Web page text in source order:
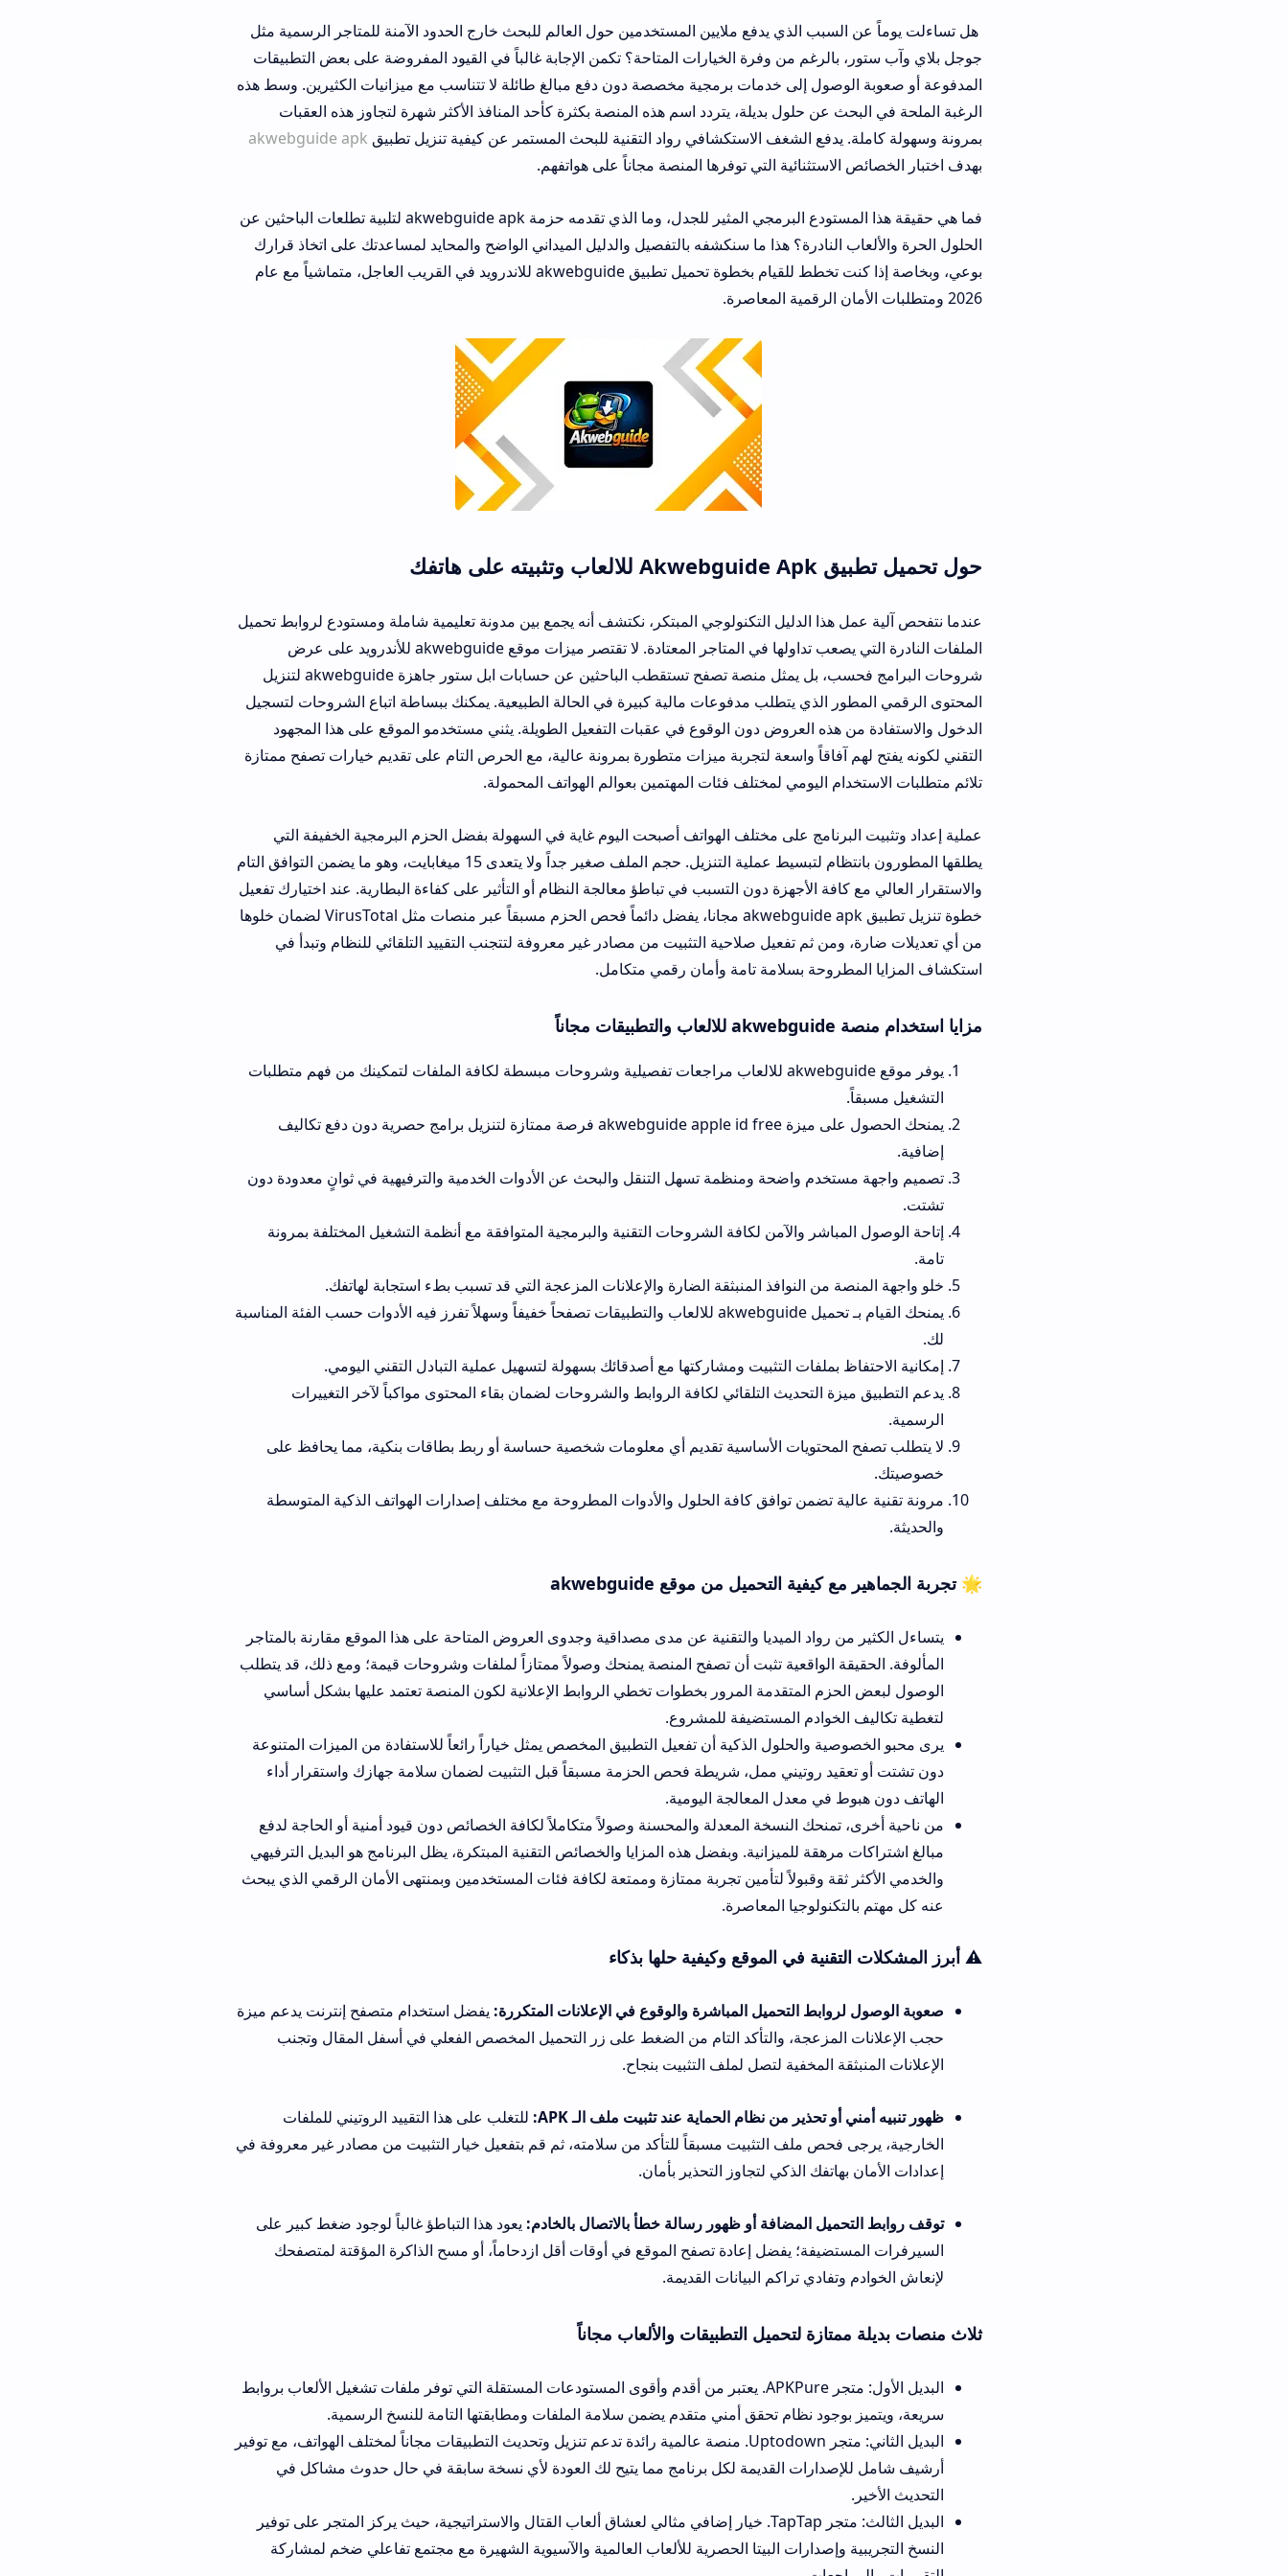
هل تساءلت يوماً عن السبب الذي يدفع ملايين المستخدمين حول العالم للبحث خارج الحدود الآمنة للمتاجر الرسمية مثل
جوجل بلاي وآب ستور، بالرغم من وفرة الخيارات المتاحة؟ تكمن الإجابة غالباً في القيود المفروضة على بعض التطبيقات
المدفوعة أو صعوبة الوصول إلى خدمات برمجية مخصصة دون دفع مبالغ طائلة لا تتناسب مع ميزانيات الكثيرين. وسط هذه
الرغبة الملحة في البحث عن حلول بديلة، يتردد اسم هذه المنصة بكثرة كأحد المنافذ الأكثر شهرة لتجاوز هذه العقبات
بمرونة وسهولة كاملة. يدفع الشغف الاستكشافي رواد التقنية للبحث المستمر عن كيفية تنزيل تطبيقakwebguide apk
بهدف اختبار الخصائص الاستثنائية التي توفرها المنصة مجاناً على هواتفهم.
فما هي حقيقة هذا المستودع البرمجي المثير للجدل، وما الذي تقدمه حزمة akwebguide apk لتلبية تطلعات الباحثين عن
الحلول الحرة والألعاب النادرة؟ هذا ما سنكشفه بالتفصيل والدليل الميداني الواضح والمحايد لمساعدتك على اتخاذ قرارك
بوعي، وبخاصة إذا كنت تخطط للقيام بخطوة تحميل تطبيق akwebguide للاندرويد في القريب العاجل، متماشياً مع عام
حول تحميل تطبيق Akwebguide Apk للالعاب وتثبيته على هاتفك
عندما نتفحص آلية عمل هذا الدليل التكنولوجي المبتكر، نكتشف أنه يجمع بين مدونة تعليمية شاملة ومستودع لروابط تحميل
الملفات النادرة التي يصعب تداولها في المتاجر المعتادة. لا تقتصر ميزات موقع akwebguide للأندرويد على عرض
شروحات البرامج فحسب، بل يمثل منصة تصفح تستقطب الباحثين عن حسابات ابل ستور جاهزة akwebguide لتنزيل
المحتوى الرقمي المطور الذي يتطلب مدفوعات مالية كبيرة في الحالة الطبيعية. يمكنك ببساطة اتباع الشروحات لتسجيل
الدخول والاستفادة من هذه العروض دون الوقوع في عقبات التفعيل الطويلة. يثني مستخدمو الموقع على هذا المجهود
التقني لكونه يفتح لهم آفاقاً واسعة لتجربة ميزات متطورة بمرونة عالية، مع الحرص التام على تقديم خيارات تصفح ممتازة
تلائم متطلبات الاستخدام اليومي لمختلف فئات المهتمين بعوالم الهواتف المحمولة.
عملية إعداد وتثبيت البرنامج على مختلف الهواتف أصبحت اليوم غاية في السهولة بفضل الحزم البرمجية الخفيفة التي
يطلقها المطورون بانتظام لتبسيط عملية التنزيل. حجم الملف صغير جداً ولا يتعدى 15 ميغابايت، وهو ما يضمن التوافق التام
والاستقرار العالي مع كافة الأجهزة دون التسبب في تباطؤ معالجة النظام أو التأثير على كفاءة البطارية. عند اختيارك تفعيل
خطوة تنزيل تطبيق akwebguide apk مجانا، يفضل دائماً فحص الحزم مسبقاً عبر منصات مثل VirusTotal لضمان خلوها
من أي تعديلات ضارة، ومن ثم تفعيل صلاحية التثبيت من مصادر غير معروفة لتتجنب التقييد التلقائي للنظام وتبدأ في
استكشاف المزايا المطروحة بسلامة تامة وأمان رقمي متكامل.
مزايا استخدام منصة akwebguide للالعاب والتطبيقات مجاناً
يوفر موقع akwebguide للالعاب مراجعات تفصيلية وشروحات مبسطة لكافة الملفات لتمكينك من فهم متطلبات
يمنحك الحصول على ميزة akwebguide apple id free فرصة ممتازة لتنزيل برامج حصرية دون دفع تكاليف
تصميم واجهة مستخدم واضحة ومنظمة تسهل التنقل والبحث عن الأدوات الخدمية والترفيهية في ثوانٍ معدودة دون
إتاحة الوصول المباشر والآمن لكافة الشروحات التقنية والبرمجية المتوافقة مع أنظمة التشغيل المختلفة بمرونة
خلو واجهة المنصة من النوافذ المنبثقة الضارة والإعلانات المزعجة التي قد تسبب بطء استجابة لهاتفك.
يمنحك القيام بـ تحميل akwebguide للالعاب والتطبيقات تصفحاً خفيفاً وسهلاً تفرز فيه الأدوات حسب الفئة المناسبة
إمكانية الاحتفاظ بملفات التثبيت ومشاركتها مع أصدقائك بسهولة لتسهيل عملية التبادل التقني اليومي.
يدعم التطبيق ميزة التحديث التلقائي لكافة الروابط والشروحات لضمان بقاء المحتوى مواكباً لآخر التغييرات
لا يتطلب تصفح المحتويات الأساسية تقديم أي معلومات شخصية حساسة أو ربط بطاقات بنكية، مما يحافظ على
مرونة تقنية عالية تضمن توافق كافة الحلول والأدوات المطروحة مع مختلف إصدارات الهواتف الذكية المتوسطة
🌟 تجربة الجماهير مع كيفية التحميل من موقع akwebguide
يتساءل الكثير من رواد الميديا والتقنية عن مدى مصداقية وجدوى العروض المتاحة على هذا الموقع مقارنة بالمتاجر
المألوفة. الحقيقة الواقعية تثبت أن تصفح المنصة يمنحك وصولاً ممتازاً لملفات وشروحات قيمة؛ ومع ذلك، قد يتطلب
الوصول لبعض الحزم المتقدمة المرور بخطوات تخطي الروابط الإعلانية لكون المنصة تعتمد عليها بشكل أساسي
لتغطية تكاليف الخوادم المستضيفة للمشروع.
يرى محبو الخصوصية والحلول الذكية أن تفعيل التطبيق المخصص يمثل خياراً رائعاً للاستفادة من الميزات المتنوعة
دون تشتت أو تعقيد روتيني ممل، شريطة فحص الحزمة مسبقاً قبل التثبيت لضمان سلامة جهازك واستقرار أداء
الهاتف دون هبوط في معدل المعالجة اليومية.
من ناحية أخرى، تمنحك النسخة المعدلة والمحسنة وصولاً متكاملاً لكافة الخصائص دون قيود أمنية أو الحاجة لدفع
مبالغ اشتراكات مرهقة للميزانية. وبفضل هذه المزايا والخصائص التقنية المبتكرة، يظل البرنامج هو البديل الترفيهي
والخدمي الأكثر ثقة وقبولاً لتأمين تجربة ممتازة وممتعة لكافة فئات المستخدمين وبمنتهى الأمان الرقمي الذي يبحث
عنه كل مهتم بالتكنولوجيا المعاصرة.
⚠️ أبرز المشكلات التقنية في الموقع وكيفية حلها بذكاء
صعوبة الوصول لروابط التحميل المباشرة والوقوع في الإعلانات المتكررة:يفضل استخدام متصفح إنترنت يدعم ميزة
حجب الإعلانات المزعجة، والتأكد التام من الضغط على زر التحميل المخصص الفعلي في أسفل المقال وتجنب
الإعلانات المنبثقة المخفية لتصل لملف التثبيت بنجاح.
ظهور تنبيه أمني أو تحذير من نظام الحماية عند تثبيت ملف الـ APK:
للتغلب على هذا التقييد الروتيني للملفات
الخارجية، يرجى فحص ملف التثبيت مسبقاً للتأكد من سلامته، ثم قم بتفعيل خيار التثبيت من مصادر غير معروفة في
إعدادات الأمان بهاتفك الذكي لتجاوز التحذير بأمان.
توقف روابط التحميل المضافة أو ظهور رسالة خطأ بالاتصال بالخادم:يعود هذا التباطؤ غالباً لوجود ضغط كبير على
السيرفرات المستضيفة؛ يفضل إعادة تصفح الموقع في أوقات أقل ازدحاماً، أو مسح الذاكرة المؤقتة لمتصفحك
لإنعاش الخوادم وتفادي تراكم البيانات القديمة.
ثلاث منصات بديلة ممتازة لتحميل التطبيقات والألعاب مجاناً
البديل الأول: متجر APKPure. يعتبر من أقدم وأقوى المستودعات المستقلة التي توفر ملفات تشغيل الألعاب بروابط
سريعة، ويتميز بوجود نظام تحقق أمني متقدم يضمن سلامة الملفات ومطابقتها التامة للنسخ الرسمية.
البديل الثاني: متجر Uptodown. منصة عالمية رائدة تدعم تنزيل وتحديث التطبيقات مجاناً لمختلف الهواتف، مع توفير
أرشيف شامل للإصدارات القديمة لكل برنامج مما يتيح لك العودة لأي نسخة سابقة في حال حدوث مشاكل في
البديل الثالث: متجر TapTap. خيار إضافي مثالي لعشاق ألعاب القتال والاستراتيجية، حيث يركز المتجر على توفير
النسخ التجريبية وإصدارات البيتا الحصرية للألعاب العالمية والآسيوية الشهيرة مع مجتمع تفاعلي ضخم لمشاركة